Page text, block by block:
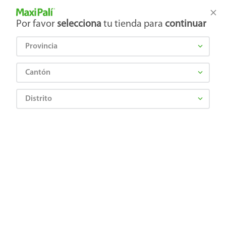
Tienda Maxi Palí
Por favor selecciona tu tienda para continuar
Provincia
Cantón
Distrito